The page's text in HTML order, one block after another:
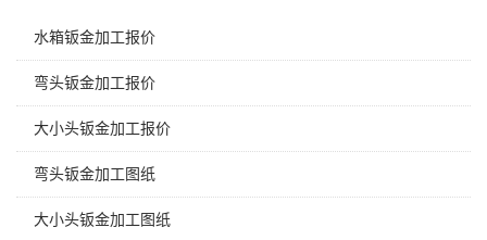
水箱钣金加工报价
弯头钣金加工报价
大小头钣金加工报价
弯头钣金加工图纸
大小头钣金加工图纸